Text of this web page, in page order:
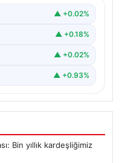
Yeşille iç…▲ +0.02%
▲ +0.18%
▲ +0.02%
▲ +0.93%
Bin yıllık kardeşliğimiz